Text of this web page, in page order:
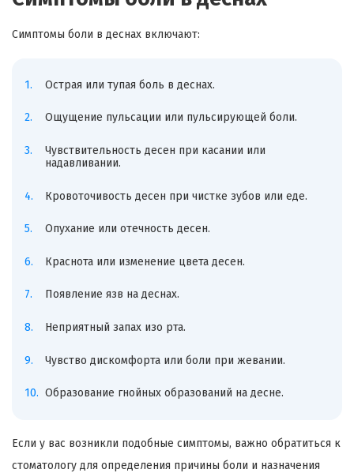
Симптомы боли в деснах включают:
Острая или тупая боль в деснах.
Ощущение пульсации или пульсирующей боли.
Чувствительность десен при касании или
надавливании.
Кровоточивость десен при чистке зубов или еде.
Опухание или отечность десен.
Краснота или изменение цвета десен.
Появление язв на деснах.
Неприятный запах изо рта.
Чувство дискомфорта или боли при жевании.
Образование гнойных образований на десне.
Если у вас возникли подобные симптомы, важно обратиться к
стоматологу для определения причины боли и назначения